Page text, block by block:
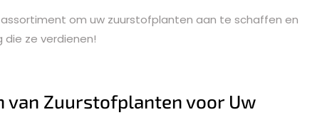
assortiment om uw zuurstofplanten aan te schaffen en
ze verdienen!
van Zuurstofplanten voor Uw